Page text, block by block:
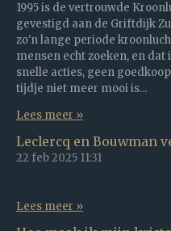
1995 is de vertrouwde
gevestigd aan de Griftdijk
zo'n lange periode
mensen echt zoeken, en
snelle acties, geen
tijdje niet meer mooi is...
Lees meer »
Leclercq en Bouwman
22 feb 2025 11:31
Lees meer »